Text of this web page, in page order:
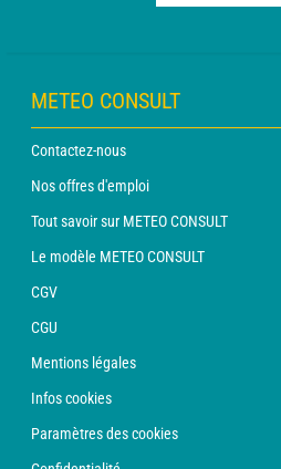
METEO CONSULT
Contactez-nous
Nos offres d'emploi
Tout savoir sur METEO CONSULT
Le modèle METEO CONSULT
CGV
CGU
Mentions légales
Infos cookies
Paramètres des cookies